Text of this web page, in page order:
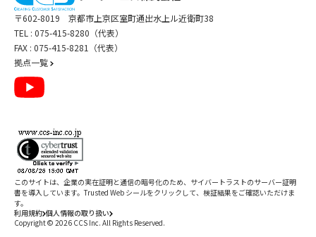
〒602-8019 京都市上京区室町通出水上ル近衛町38
TEL : 075-415-8280（代表）
FAX : 075-415-8281（代表）
拠点一覧
利用規約 個人情報の取り扱い
Copyright © 2026 CCS Inc. All Rights Reserved.
このサイトは、企業の実在証明と通信の暗号化のため、サイバートラストのサーバー証明
書を導入しています。Trusted Web シールをクリックして、検証結果をご確認いただけま
す。